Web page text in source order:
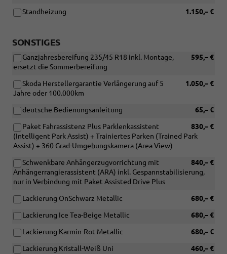
1.150,– €
Standheizung
SONSTIGES
595,– €
Ganzjahresbereifung 235/45 R18 inkl. Montage,
ersetzt die Sommerbereifung
1.050,– €
Skoda Herstellergarantie Verlängerung auf 5
Jahre oder 100.000km
65,– €
deutsche Bedienungsanleitung
830,– €
Paket Fahrassistenz Plus Parklenkassistent
(Intelligent Park Assist) + Trainiertes Parken (Trained Park
Assist) + 360 Grad-Umgebungskamera (Area View)
840,– €
Schwenkbare Anhängerzugvorrichtung mit
Anhängerrangierassistent (ARA) inkl. Gespannstabilisierung,
nur in Verbindung mit Paket Assisted Drive Plus
680,– €
Lackierung OnSchwarz Metallic
680,– €
Lackierung Ice Tea-Beige Metallic
680,– €
Lackierung Karmin-Rot Metallic
460,– €
Lackierung Kristall-Weiß Uni